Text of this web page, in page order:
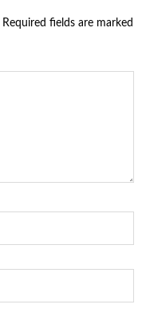
Required fields are marked